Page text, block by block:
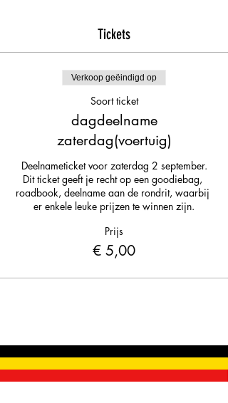
Tickets
Verkoop geëindigd op
Soort ticket
dagdeelname
zaterdag(voertuig)
Deelnameticket voor zaterdag 2 september.
Dit ticket geeft je recht op een goodiebag,
roadbook, deelname aan de rondrit, waarbij
er enkele leuke prijzen te winnen zijn.
Prijs
€ 5,00